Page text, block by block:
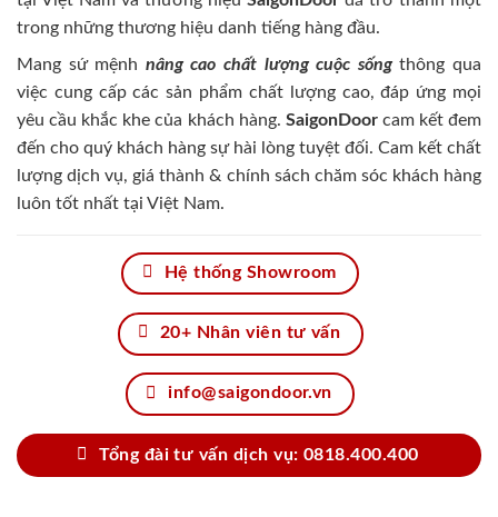
trong những thương hiệu danh tiếng hàng đầu.
Mang sứ mệnh nâng cao chất lượng cuộc sốngthông qua
việc cung cấp các sản phẩm chất lượng cao, đáp ứng mọi
yêu cầu khắc khe của khách hàng. SaigonDoorcam kết đem
đến cho quý khách hàng sự hài lòng tuyệt đối. Cam kết chất
lượng dịch vụ, giá thành & chính sách chăm sóc khách hàng
luôn tốt nhất tại Việt Nam.
Hệ thống Showroom
20+ Nhân viên tư vấn
info@saigondoor.vn
Tổng đài tư vấn dịch vụ: 0818.400.400